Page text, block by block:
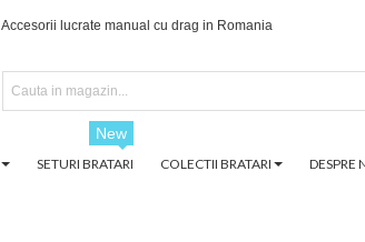
Accesorii lucrate manual cu drag in Romania
SETURI BRATARI
New
COLECTII BRATARI DESPRE